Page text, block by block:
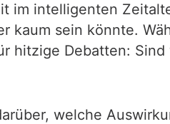
im intelligenten
kaum sein könnte.
hitzige Debatten: Sind
welche